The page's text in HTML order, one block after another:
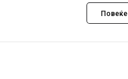
Повеќе